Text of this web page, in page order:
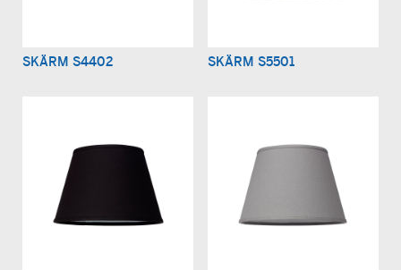
SKÄRM S4402 SKÄRM S5501